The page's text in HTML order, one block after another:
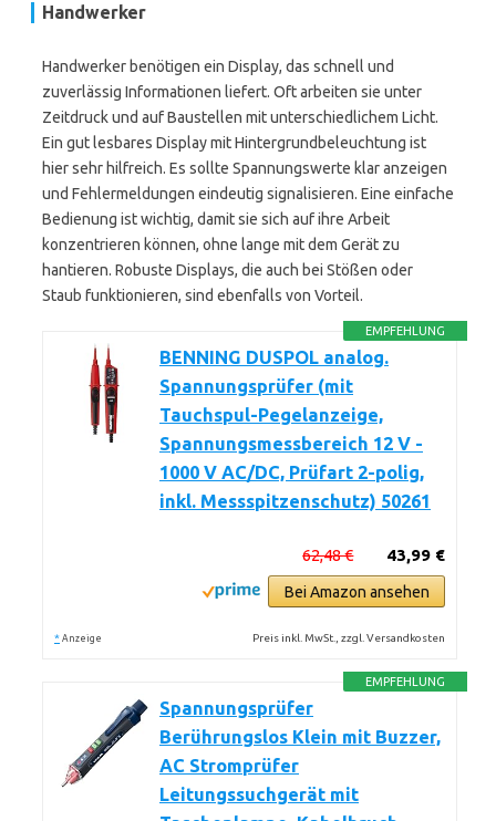
Handwerker
Handwerker benötigen ein Display, das schnell und
zuverlässig Informationen liefert. Oft arbeiten sie unter
Zeitdruck und auf Baustellen mit unterschiedlichem Licht.
Ein gut lesbares Display mit Hintergrundbeleuchtung ist
hier sehr hilfreich. Es sollte Spannungswerte klar anzeigen
und Fehlermeldungen eindeutig signalisieren. Eine einfache
Bedienung ist wichtig, damit sie sich auf ihre Arbeit
konzentrieren können, ohne lange mit dem Gerät zu
hantieren. Robuste Displays, die auch bei Stößen oder
Staub funktionieren, sind ebenfalls von Vorteil.
EMPFEHLUNG
BENNING DUSPOL analog.
Spannungsprüfer (mit
Tauchspul-Pegelanzeige,
Spannungsmessbereich 12 V -
1000 V AC/DC, Prüfart 2-polig,
inkl. Messspitzenschutz) 50261
43,99 €
62,48 €
Bei Amazon ansehen
* Anzeige Preis inkl. MwSt., zzgl. Versandkosten
EMPFEHLUNG
Spannungsprüfer
Berührungslos Klein mit Buzzer,
AC Stromprüfer
Leitungssuchgerät mit